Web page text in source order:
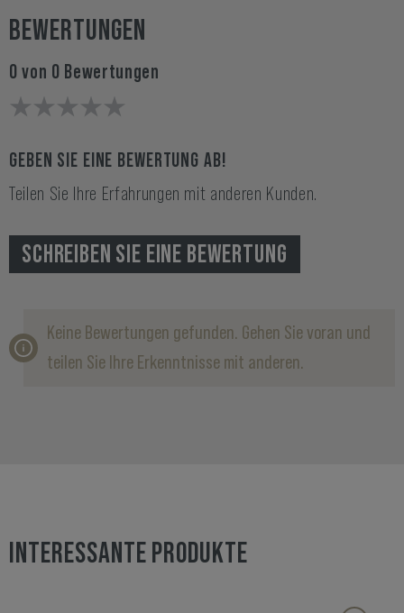
BEWERTUNGEN
0 von 0 Bewertungen
GEBEN SIE EINE BEWERTUNG AB!
Teilen Sie Ihre Erfahrungen mit anderen Kunden.
SCHREIBEN SIE EINE BEWERTUNG
Keine Bewertungen gefunden. Gehen Sie voran und
teilen Sie Ihre Erkenntnisse mit anderen.
INTERESSANTE PRODUKTE